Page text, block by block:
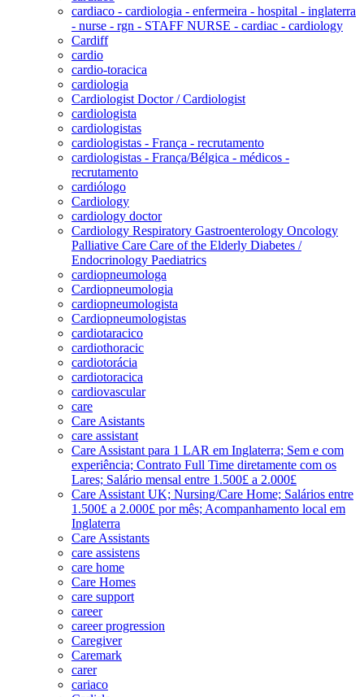
cardiaco - cardiologia - enfermeira - hospital - inglaterra
- nurse - rgn - STAFF NURSE - cardiac - cardiology
Cardiff
cardio
cardio-toracica
cardiologia
Cardiologist Doctor / Cardiologist
cardiologista
cardiologistas
cardiologistas - França - recrutamento
cardiologistas - França/Bélgica - médicos -
recrutamento
cardiólogo
Cardiology
cardiology doctor
Cardiology Respiratory Gastroenterology Oncology
Palliative Care Care of the Elderly Diabetes /
Endocrinology Paediatrics
cardiopneumologa
Cardiopneumologia
cardiopneumologista
Cardiopneumologistas
cardiotaracico
cardiothoracic
cardiotorácia
cardiotoracica
cardiovascular
care
Care Asistants
care assistant
Care Assistant para 1 LAR em Inglaterra; Sem e com
experiência; Contrato Full Time diretamente com os
Lares; Salário mensal entre 1.500£ a 2.000£
Care Assistant UK; Nursing/Care Home; Salários entre
1.500£ a 2.000£ por mês; Acompanhamento local em
Inglaterra
Care Assistants
care assistens
care home
Care Homes
care support
career
career progression
Caregiver
Caremark
carer
cariaco